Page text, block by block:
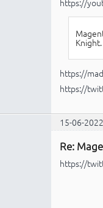
Knight.
https://
https://
15-06-
Re:
https://